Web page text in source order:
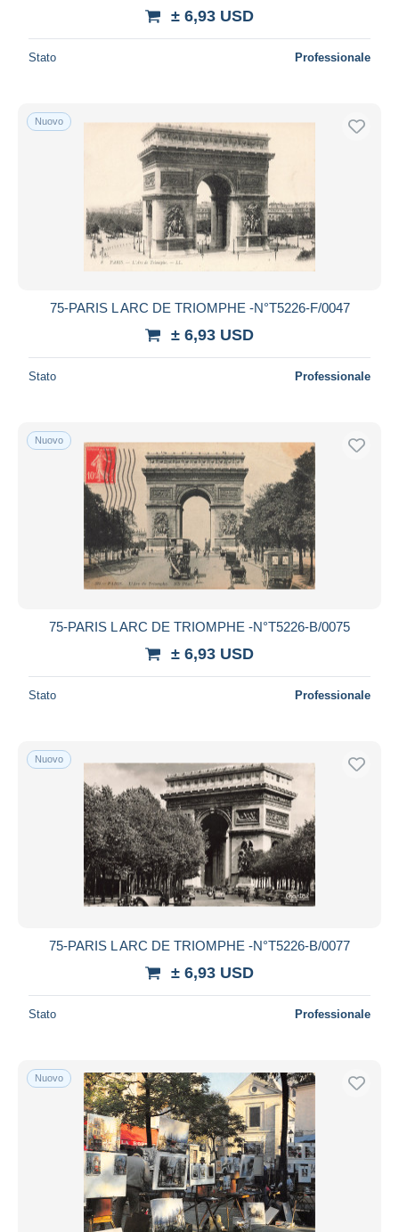
± 6,93 USD
Stato Professionale
Nuovo
75-PARIS L ARC DE TRIOMPHE -N°T5226-F/0047
± 6,93 USD
Stato Professionale
Nuovo
75-PARIS L ARC DE TRIOMPHE -N°T5226-B/0075
± 6,93 USD
Stato Professionale
Nuovo
75-PARIS L ARC DE TRIOMPHE -N°T5226-B/0077
± 6,93 USD
Stato Professionale
Nuovo